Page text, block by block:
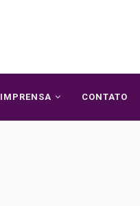
IMPRENSA CONTATO